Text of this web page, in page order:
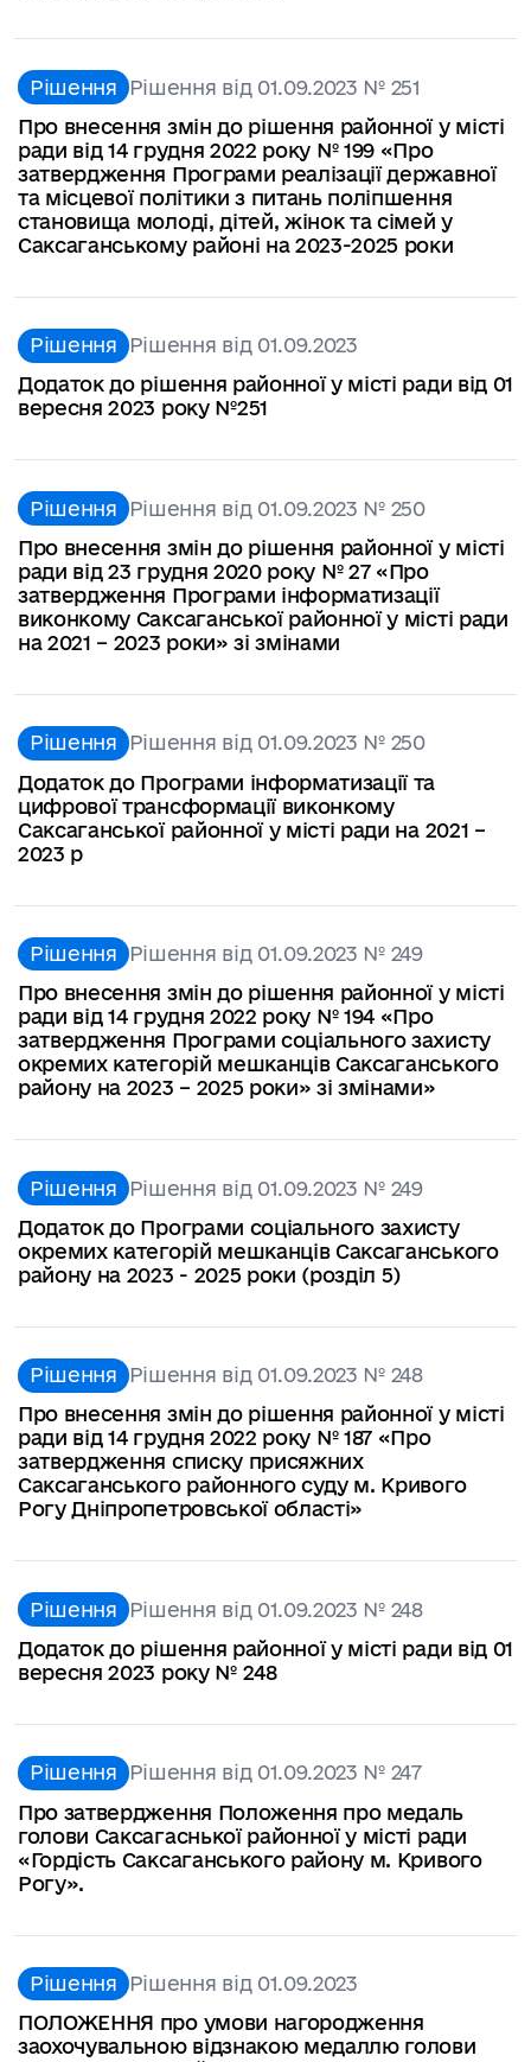
Рішення Рішення від 01.09.2023 № 251
Про внесення змін до рішення районної у місті
ради від 14 грудня 2022 року № 199 «Про
затвердження Програми реалізації державної
та місцевої політики з питань поліпшення
становища молоді, дітей, жінок та сімей у
Саксаганському районі на 2023-2025 роки
Рішення Рішення від 01.09.2023
Додаток до рішення районної у місті ради від 01
вересня 2023 року №251
Рішення Рішення від 01.09.2023 № 250
Про внесення змін до рішення районної у місті
ради від 23 грудня 2020 року № 27 «Про
затвердження Програми інформатизації
виконкому Саксаганської районної у місті ради
на 2021 – 2023 роки» зі змінами
Рішення Рішення від 01.09.2023 № 250
Додаток до Програми інформатизації та
цифрової трансформації виконкому
Саксаганської районної у місті ради на 2021 –
2023 р
Рішення Рішення від 01.09.2023 № 249
Про внесення змін до рішення районної у місті
ради від 14 грудня 2022 року № 194 «Про
затвердження Програми соціального захисту
окремих категорій мешканців Саксаганського
району на 2023 – 2025 роки» зі змінами»
Рішення Рішення від 01.09.2023 № 249
Додаток до Програми соціального захисту
окремих категорій мешканців Саксаганського
району на 2023 - 2025 роки (розділ 5)
Рішення Рішення від 01.09.2023 № 248
Про внесення змін до рішення районної у місті
ради від 14 грудня 2022 року № 187 «Про
затвердження списку присяжних
Саксаганського районного суду м. Кривого
Рогу Дніпропетровської області»
Рішення Рішення від 01.09.2023 № 248
Додаток до рішення районної у місті ради від 01
вересня 2023 року № 248
Рішення Рішення від 01.09.2023 № 247
Про затвердження Положення про медаль
голови Саксагаснької районної у місті ради
«Гордість Саксаганського району м. Кривого
Рогу».
Рішення Рішення від 01.09.2023
ПОЛОЖЕННЯ про умови нагородження
заохочувальною відзнакою медаллю голови